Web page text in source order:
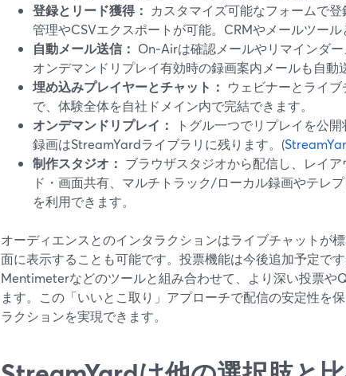
登録とリード獲得： カスタマイズ可能なフォームで
管理やCSVエクスポートが可能。CRMやメールツー
自動メール送信： On‑Airは確認メールやリマインダー
オンデマンドリプレイ有効時の録画案内メールも自動
埋め込みプレイヤーとチャット： ウェビナーとライ
で、体験全体を自社ドメイン内で完結できます。
オンデマンドリプレイ：
トグル一つでリプレイを公
録画はStreamYardライブラリに残ります。(
制作スタジオ： ブラウザスタジオから配信し、レイ
ド・画面共有、マルチトラック/ローカル録画やテレ
を利用できます。
オーディエンスとのインタラクションはライブチャットが
面に表示することも可能です。投票機能は今後追加予定で
Mentimeterなどのツールと組み合わせて、より深い投票や
ます。この「いいとこ取り」アプローチで配信の安定性を
ラクションを実現できます。